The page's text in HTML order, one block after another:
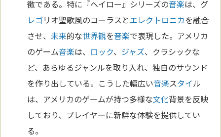
徴である。特に『ヘイロー』シリーズの音楽は、グ
レゴリオ聖歌風のコーラスとエレクトロニカを融合
させ、未来的な世界観を音楽で表現した。アメリカ
のゲーム音楽は、 ロック、 ジャズ、クラシックな
ど、あらゆるジャンルを取り入れ、独自のサウンド
を作り出している。こうした幅広い音楽スタイル
は、アメリカのゲームが持つ多様な文化背景を反映
しており、プレイヤーに新鮮な体験を提供してい
る。